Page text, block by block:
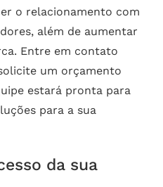
o relacionamento com
além de aumentar
Entre em contato
um orçamento
estará pronta para
para a sua
da sua